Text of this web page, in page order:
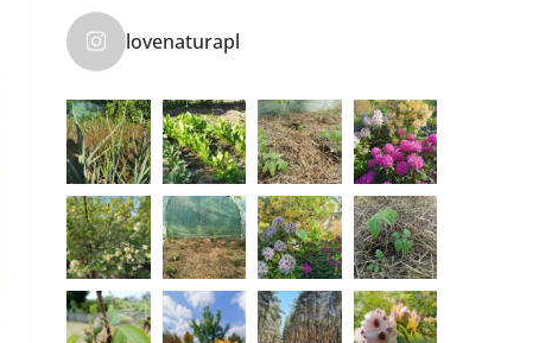
lovenaturapl